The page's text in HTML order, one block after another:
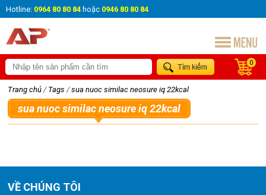
Hotline: 0964 80 80 84 hoặc 0946 80 80 84
0
Trang chủ / Tags / sua nuoc similac neosure iq 22kcal
sua nuoc similac neosure iq 22kcal
VỀ CHÚNG TÔI